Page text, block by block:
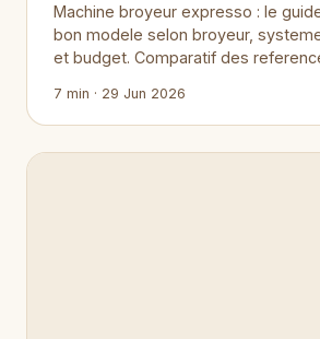
Machine broyeur expresso : le
bon modele selon broyeur,
et budget. Comparatif des
7 min · 29 Jun 2026